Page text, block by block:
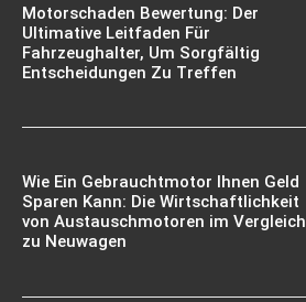
Motorschaden Bewertung: Der
Ultimative Leitfaden Für
Fahrzeughalter, Um Sorgfältig
Entscheidungen Zu Treffen
Wie Ein Gebrauchtmotor Ihnen Geld
Sparen Kann: Die Wirtschaftlichkeit
von Austauschmotoren im Vergleich
zu Neuwagen